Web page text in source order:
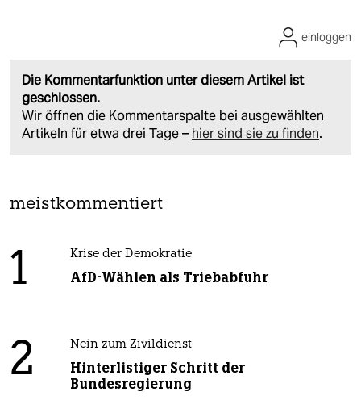
Die Kommentarfunktion unter diesem Artikel ist
geschlossen.
Wir öffnen die Kommentarspalte bei ausgewählten
Artikeln für etwa drei Tage – hier sind sie zu finden.
einloggen
meistkommentiert
1 Krise der Demokratie
AfD-Wählen als Triebabfuhr
2 Nein zum Zivildienst
Hinterlistiger Schritt der
Bundesregierung